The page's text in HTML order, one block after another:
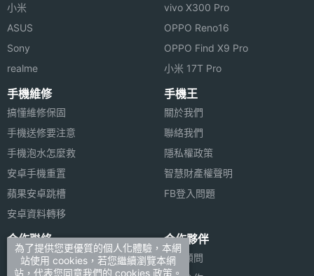
小米
ASUS
Sony
realme
vivo X300 Pro
OPPO Reno16
OPPO Find X9 Pro
小米 17T Pro
手機維修
搞懂維修保固
手機送修要注意
手機泡水怎麼救
安卓手機重置
蘋果安卓跳槽
安卓資料轉移
手機王
關於我們
聯絡我們
隱私權政策
智慧財產權聲明
FB登入問題
合作聯絡
廣告刊登
合作夥伴
法律顧問
為了提供您更優質的個人化體驗，本網
站使用 cookies，若您繼續瀏覽本網
站，代表您同意我們的 cookies 政策。